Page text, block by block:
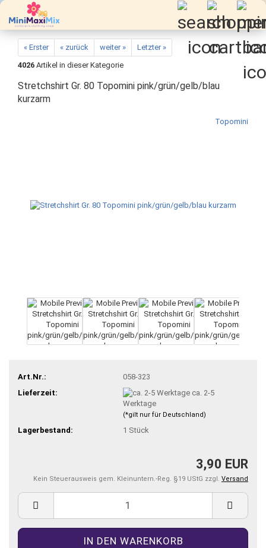
« Erster « zurück weiter »
Letzter »
4026 Artikel in dieser Kategorie
Stretchshirt Gr. 80 Topomini pink/grün/gelb/blau
kurzarm
Topomini
Art.Nr.:
058-323
Lieferzeit:
ca. 2-5
Werktage
(*gilt nur für Deutschland)
Lagerbestand: 1 Stück
3,90 EUR
Kein Steuerausweis gem. Kleinuntern.-Reg. §19 UStG zzgl. Versand